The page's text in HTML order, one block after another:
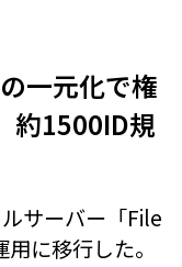
一元化で権
約1500ID規
サーバー「File
に移行した。